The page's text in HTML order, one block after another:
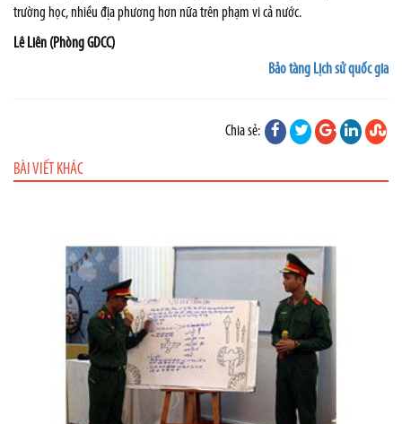
trường học, nhiều địa phương hơn nữa trên phạm vi cả nước.
Lê Liên (Phòng GDCC)
Bảo tàng Lịch sử quốc gia
Chia sẻ:
BÀI VIẾT KHÁC